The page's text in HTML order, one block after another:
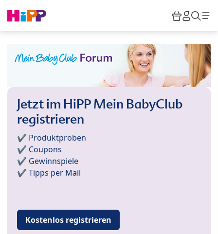
HiPP
Jetzt im HiPP Mein BabyClub
registrieren
✔️ Produktproben
✔️ Coupons
✔️ Gewinnspiele
✔️ Tipps per Mail
Kostenlos registrieren